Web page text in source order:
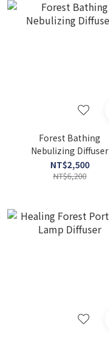
Forest Bathing
Nebulizing Diffuser
NT$2,500
NT$6,200